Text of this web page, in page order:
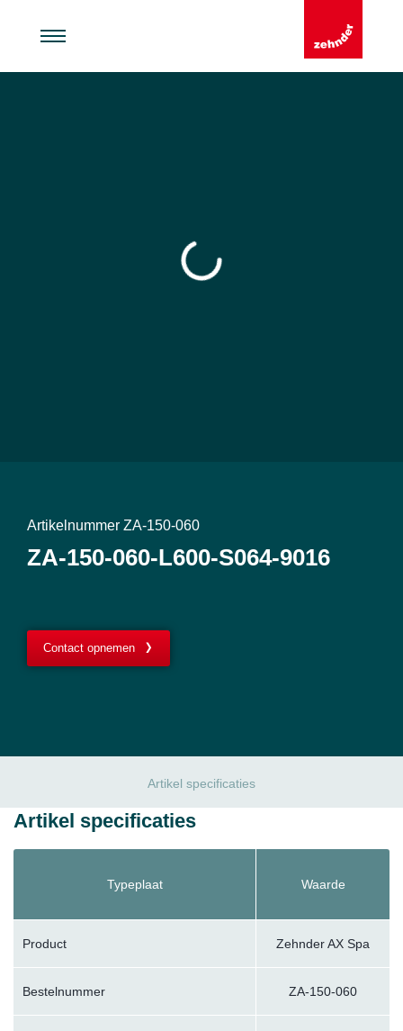
Artikelnummer ZA-150-060
ZA-150-060-L600-S064-9016
Contact opnemen
Artikel specificaties
Artikel specificaties
Typeplaat Waarde
Product Zehnder AX Spa
Bestelnummer ZA-150-060